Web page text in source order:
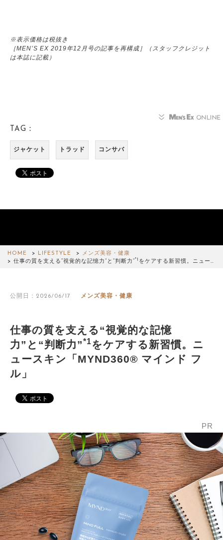
※表示価格は税抜き
［MEN’S EX 2019年12月号の記事を再構成］（スタッフクレジット
は本誌に記載）
TAG：
ジャケット トラッド コンサバ
HOME LIFESTYLE
メンズ美容・健康
仕事の質を支える“視覚的な記憶力”と“判断力”*1 をケアする新習慣。ニュー…
公開日：2026/06/17 メンズ美容・健康
仕事の質を支える“視覚的な記憶
力”と“判断力”*1をケアする新習慣。ニ
ュースキン「MYND360® マインド フ
ル」
PR